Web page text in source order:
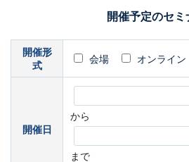
開催予定のセミ
開催形
式
会場 オンライン
開催日
から
まで